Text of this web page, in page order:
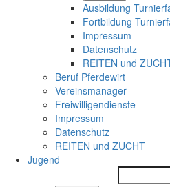
Ausbildung
Fortbildung
Impressum
Datenschutz
REITEN und
Beruf Pferdewirt
Vereinsmanager
Freiwilligendienste
Impressum
Datenschutz
REITEN und ZUCHT
Jugend